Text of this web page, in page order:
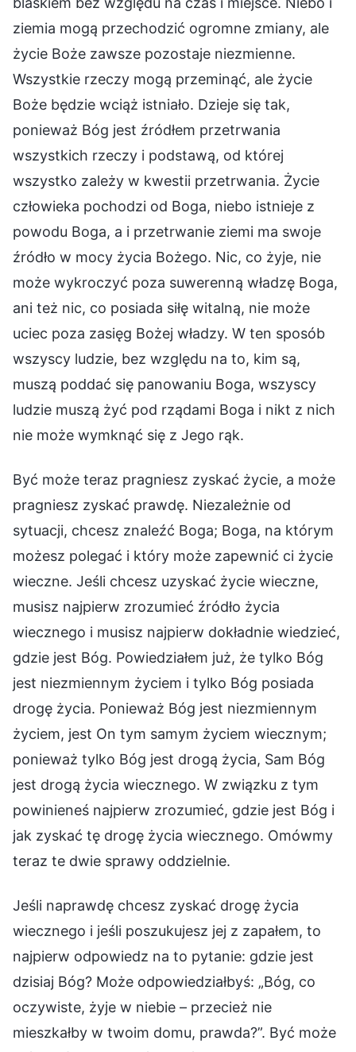
ziemia mogą przechodzić ogromne zmiany, ale
życie Boże zawsze pozostaje niezmienne.
Wszystkie rzeczy mogą przeminąć, ale życie
Boże będzie wciąż istniało. Dzieje się tak,
ponieważ Bóg jest źródłem przetrwania
wszystkich rzeczy i podstawą, od której
wszystko zależy w kwestii przetrwania. Życie
człowieka pochodzi od Boga, niebo istnieje z
powodu Boga, a i przetrwanie ziemi ma swoje
źródło w mocy życia Bożego. Nic, co żyje, nie
może wykroczyć poza suwerenną władzę Boga,
ani też nic, co posiada siłę witalną, nie może
uciec poza zasięg Bożej władzy. W ten sposób
wszyscy ludzie, bez względu na to, kim są,
muszą poddać się panowaniu Boga, wszyscy
ludzie muszą żyć pod rządami Boga i nikt z nich
nie może wymknąć się z Jego rąk.
Być może teraz pragniesz zyskać życie, a może
pragniesz zyskać prawdę. Niezależnie od
sytuacji, chcesz znaleźć Boga; Boga, na którym
możesz polegać i który może zapewnić ci życie
wieczne. Jeśli chcesz uzyskać życie wieczne,
musisz najpierw zrozumieć źródło życia
wiecznego i musisz najpierw dokładnie wiedzieć,
gdzie jest Bóg. Powiedziałem już, że tylko Bóg
jest niezmiennym życiem i tylko Bóg posiada
drogę życia. Ponieważ Bóg jest niezmiennym
życiem, jest On tym samym życiem wiecznym;
ponieważ tylko Bóg jest drogą życia, Sam Bóg
jest drogą życia wiecznego. W związku z tym
powinieneś najpierw zrozumieć, gdzie jest Bóg i
jak zyskać tę drogę życia wiecznego. Omówmy
teraz te dwie sprawy oddzielnie.
Jeśli naprawdę chcesz zyskać drogę życia
wiecznego i jeśli poszukujesz jej z zapałem, to
najpierw odpowiedz na to pytanie: gdzie jest
dzisiaj Bóg? Może odpowiedziałbyś: „Bóg, co
oczywiste, żyje w niebie – przecież nie
mieszkałby w twoim domu, prawda?”. Być może